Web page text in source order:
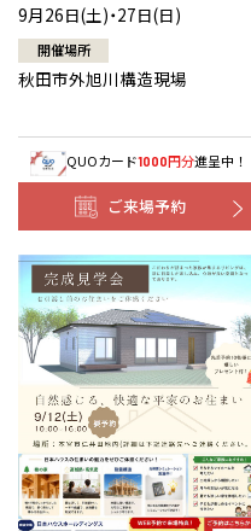
9月26日(土)・27日(日)
開催場所
秋田市外旭川構造現場
QUOカード1000円分進呈中！
ご来場予約